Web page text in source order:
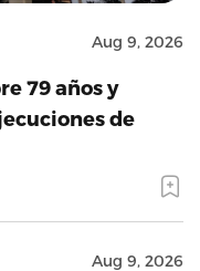
Aug 9, 2026
79 años y
de
Aug 9, 2026